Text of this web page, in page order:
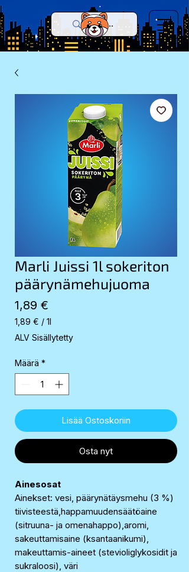
Marli Juissi 1l sokeriton
päärynämehujuoma
1,89 €
1,89 € / 1l
1,89 €
per
Liter
ALV Sisällytetty
Määrä *
Lisää Ostoskoriin
Osta nyt
Ainesosat
Ainekset: vesi, päärynätäysmehu (3 %)
tiivisteestä,happamuudensäätöaine
(sitruuna- ja omenahappo),aromi,
sakeuttamisaine (ksantaanikumi),
makeuttamis-aineet (stevioliglykosidit ja
sukraloosi), väri